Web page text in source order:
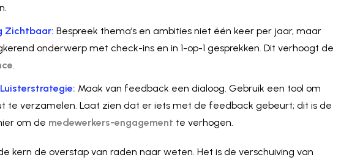
Zichtbaar: Bespreek thema’s en ambities niet één keer per jaar, maar
onderwerp met check-ins en in 1-op-1 gesprekken. Dit verhoogt de
.
Maak van feedback een dialoog. Gebruik een tool om
te verzamelen. Laat zien dat er iets met de feedback gebeurt; dit is de
om de medewerkers-engagement te verhogen.
kern de overstap van raden naar weten. Het is de verschuiving van